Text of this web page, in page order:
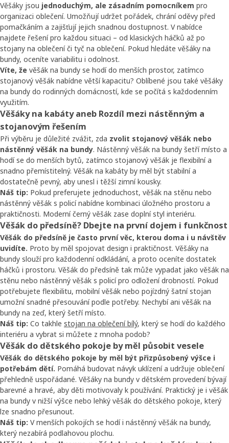
Věšáky jsou jednoduchým, ale zásadním pomocníkem pro
organizaci oblečení. Umožňují udržet pořádek, chrání oděvy před
pomačkáním a zajišťují jejich snadnou dostupnost. V nabídce
najdete řešení pro každou situaci – od klasických háčků až po
stojany na oblečení či tyč na oblečení. Pokud hledáte věšáky na
bundy, oceníte variabilitu i odolnost.
Víte, že věšák na bundy se hodí do menších prostor, zatímco
stojanový věšák nabídne větší kapacitu? Oblíbené jsou také věšáky
na bundy do rodinných domácností, kde se počítá s každodenním
využitím.
Věšáky na kabáty aneb Rozdíl mezi nástěnným a
stojanovým řešením
Při výběru je důležité zvážit, zda zvolit stojanový věšák nebo
nástěnný věšák na bundy. Nástěnný věšák na bundy šetří místo a
hodí se do menších bytů, zatímco stojanový věšák je flexibilní a
snadno přemístitelný. Věšák na kabáty by měl být stabilní a
dostatečně pevný, aby unesl i těžší zimní kousky.
Náš tip: Pokud preferujete jednoduchost, věšák na stěnu nebo
nástěnný věšák s policí nabídne kombinaci úložného prostoru a
praktičnosti. Moderní černý věšák zase doplní styl interiéru.
Věšák do předsíně? Dbejte na první dojem i funkčnost
Věšák do předsíně je často první věc, kterou doma i u návštěv
uvidíte. Proto by měl spojovat design i praktičnost. Věšáky na
bundy slouží pro každodenní odkládání, a proto oceníte dostatek
háčků i prostoru. Věšák do předsíně tak může vypadat jako věšák na
stěnu nebo nástěnný věšák s policí pro odložení drobností. Pokud
potřebujete flexibilitu, mobilní věšák nebo pojízdný šatní stojan
umožní snadné přesouvání podle potřeby. Nechybí ani věšák na
bundy na zeď, který šetří místo.
Náš tip: Co takhle stojan na oblečení bílý, který se hodí do každého
interiéru a vybrat si můžete z mnoha podob?
Věšák do dětského pokoje by měl působit vesele
Věšák do dětského pokoje by měl být přizpůsobený výšce i
potřebám dětí. Pomáhá budovat návyk uklízení a udržuje oblečení
přehledně uspořádané. Věšáky na bundy v dětském provedení bývají
barevné a hravé, aby děti motivovaly k používání. Praktický je i věšák
na bundy v nižší výšce nebo lehký věšák do dětského pokoje, který
lze snadno přesunout.
Náš tip: V menších pokojích se hodí i nástěnný věšák na bundy,
který nezabírá podlahovou plochu.